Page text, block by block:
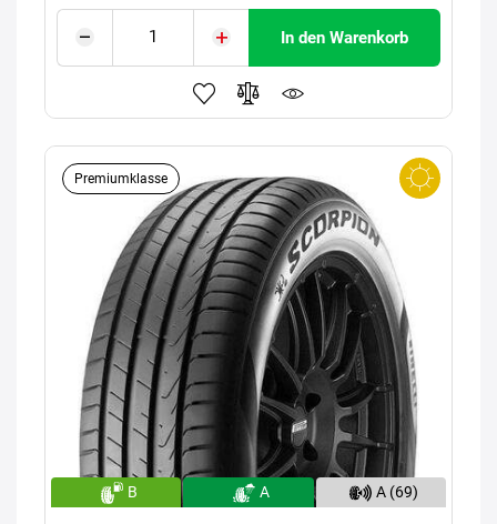
In den Warenkorb
Premiumklasse
B A A (69)